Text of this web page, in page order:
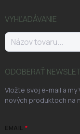
VYHĽADÁVANIE
ODOBERAŤ
Vložte svoj e-mail a
nových produktoch na
EMAIL